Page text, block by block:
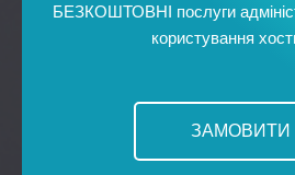
БЕЗКОШТОВНІ послуги
користування
ЗАМОВИТИ